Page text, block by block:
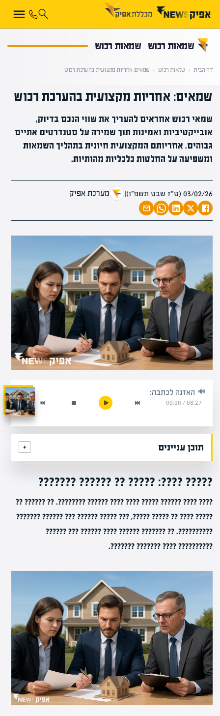
שמאות רכוש שמאות רכוש
דף הבית ‹ שמאות רכוש ‹ שמאים: אחריות מקצועית בהערכת רכוש
שמאים: אחריות מקצועית בהערכת רכוש
שמאי רכוש אחראים להעריך את שווי הנכס בדיוק,
אובייקטיביות ואמינות תוך שמירה על סטנדרטים אתיים
גבוהים. אחריותם המקצועית חיונית בתהליך השמאות
ומשפיעה על החלטות כלכליות מהותיות.
03/02/26 (ט״ז שבט תשפ״ו) | מערכת אפיק
האזנה לכתבה:
08:27
/
00:00
תוכן עניינים
????? ????: ????? ?? ?????? ???????
???? ???? ?????? ????? ???? ???? ?????? ????????. ?? ?????? ??
????? ???? ?? ????? ?????, ??? ????? ?????? ??? ?????? ???????
??????????. ?? ??????? ?????? ???? ?????? ??? ??????
?????????? ???? ??????? ???????.